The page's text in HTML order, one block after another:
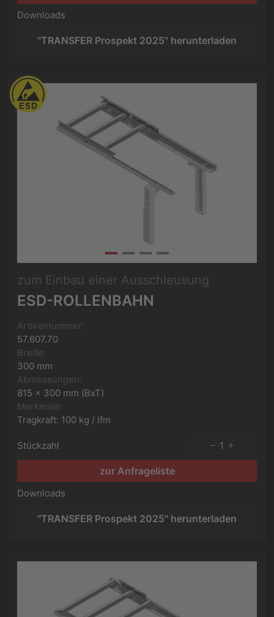
Downloads
"TRANSFER Prospekt 2025" herunterladen
zum Einbau einer Ausschleusung
ESD-ROLLENBAHN
Artikelnummer:
57.607.70
Breite:
300 mm
Abmessungen:
815 x 300 mm (BxT)
Merkmale:
Tragkraft: 100 kg / lfm
Stückzahl 1
zur Anfrageliste
Downloads
"TRANSFER Prospekt 2025" herunterladen